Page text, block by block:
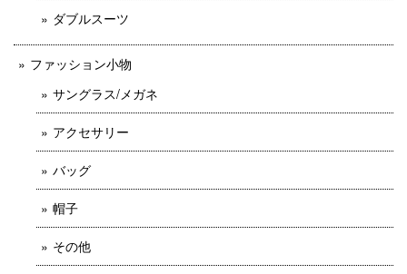
ダブルスーツ
ファッション小物
サングラス/メガネ
アクセサリー
バッグ
帽子
その他